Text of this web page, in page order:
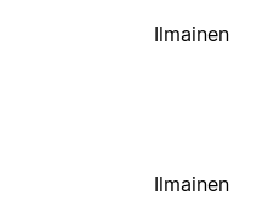
Ilmainen
Ilmainen